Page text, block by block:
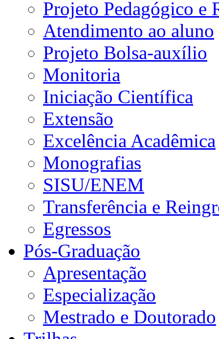
Projeto Pedagógico e
Atendimento ao aluno
Projeto Bolsa-auxílio
Monitoria
Iniciação Científica
Extensão
Excelência Acadêmica
Monografias
SISU/ENEM
Transferência e
Egressos
Pós-Graduação
Apresentação
Especialização
Mestrado e Doutorado